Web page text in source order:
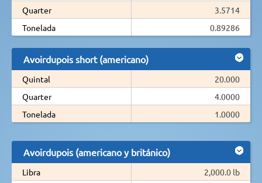
Quarter
3.5714
Tonelada
0.89286
Avoirdupois short (americano)
Quintal
20.000
Quarter
4.0000
Tonelada
1.0000
Avoirdupois (americano y británico)
Libra
2,000.0 lb